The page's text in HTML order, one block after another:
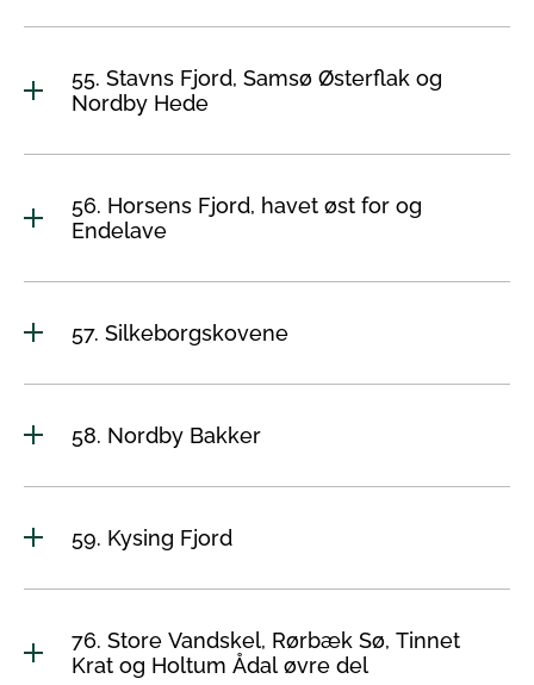
55. Stavns Fjord, Samsø Østerflak og
Nordby Hede
56. Horsens Fjord, havet øst for og
Endelave
57. Silkeborgskovene
58. Nordby Bakker
59. Kysing Fjord
76. Store Vandskel, Rørbæk Sø, Tinnet
Krat og Holtum Ådal øvre del